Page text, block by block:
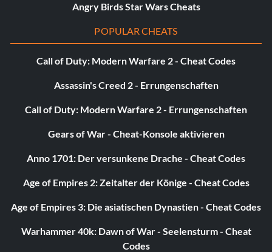
Jahre Profi: 1
Position: Shooting Guard
Sekundäre Position: Shooting Guard
Alter: 24
Angry Birds Star Wars Cheats
POPULAR CHEATS
Call of Duty: Modern Warfare 2 - Cheat Codes
Assassin's Creed 2 - Errungenschaften
Call of Duty: Modern Warfare 2 - Errungenschaften
Gears of War - Cheat-Konsole aktivieren
Anno 1701: Der versunkene Drache - Cheat Codes
Age of Empires 2: Zeitalter der Könige - Cheat Codes
Age of Empires 3: Die asiatischen Dynastien - Cheat Codes
Warhammer 40k: Dawn of War - Seelensturm - Cheat
Codes